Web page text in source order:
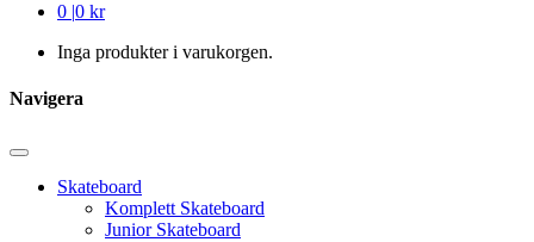
0 |0 kr
Inga produkter i varukorgen.
Navigera
Skateboard
Komplett Skateboard
Junior Skateboard